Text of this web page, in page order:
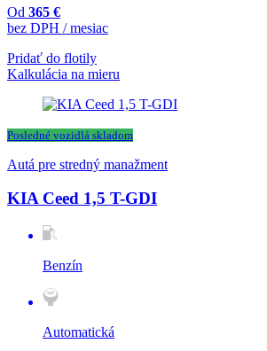
Od 365 €
bez DPH / mesiac
Pridať do flotily
Kalkulácia na mieru
Posledné vozidlá skladom
Autá pre stredný manažment
KIA Ceed 1,5 T-GDI
Benzín
Automatická